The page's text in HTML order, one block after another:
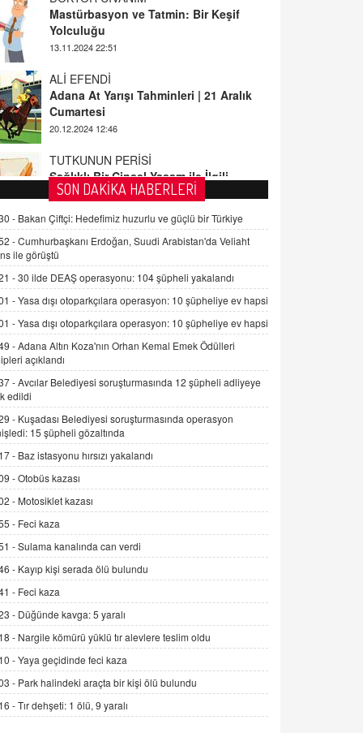
ALİ EFENDİ
Adana At Yarışı Tahminleri | 21 Aralık
Cumartesi
20.12.2024 12:46
TUTKUNUN PERİSİ
Sağlıklı Bir Cinsel Yaşam ile İlgili
Bilinmesi Gerekenler
08.11.2024 13:16
FARUK ÖNALAN
Tezkere Onaylanmasaydı…
2 Kasım 2021 Salı 00:11
AV. DOĞAN CAN DOĞAN
Kişisel verilerin korunması ve dijital
hukukun gelişimi
15.09.2025 16:17
SEHER EREK
Kış Ayları Geldi, Hangi Önlemler
Alınmalı?
İNCİ GÜL AKÖL
Trump Keşke Adana'yı da Ziyaret Etse...
06.07.2026 13:00
ADEM AKÖL
Esed Destekçilerinin Yüzüne Vurulan
Şamar: Sednaya
11.12.2024 12:30
DR. EKREM ASLAN
Gerçek Ne, Algı Ne? "Beraber
Yürüyoruz" Cümlesinin Peşinden
19.07.2025 12:45
GÖNÜL MENEKŞE
Şifacının Yolu
04.11.2025 12:56
SON DAKİKA HABERLERİ
- Bakan Çiftçi: Hedefimiz huzurlu ve güçlü bir Türkiye
-Cumhurbaşkanı Erdoğan, Suudi Arabistan'da Veliaht
ile görüştü
-30 ilde DEAŞ operasyonu: 104 şüpheli yakalandı
-Yasa dışı otoparkçılara operasyon: 10 şüpheliye ev hapsi
-Yasa dışı otoparkçılara operasyon: 10 şüpheliye ev hapsi
-Adana Altın Koza'nın Orhan Kemal Emek Ödülleri
açıklandı
-Avcılar Belediyesi soruşturmasında 12 şüpheli adliyeye
edildi
- Kuşadası Belediyesi soruşturmasında operasyon
15 şüpheli gözaltında
- Baz istasyonu hırsızı yakalandı
-Otobüs kazası
- Motosiklet kazası
- Feci kaza
-Sulama kanalında can verdi
- Kayıp kişi serada ölü bulundu
- Feci kaza
- Düğünde kavga: 5 yaralı
- Nargile kömürü yüklü tır alevlere teslim oldu
-Yaya geçidinde feci kaza
- Park halindeki araçta bir kişi ölü bulundu
-Tır dehşeti: 1 ölü, 9 yaralı